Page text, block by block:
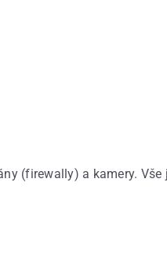
(firewally) a kamery. Vše